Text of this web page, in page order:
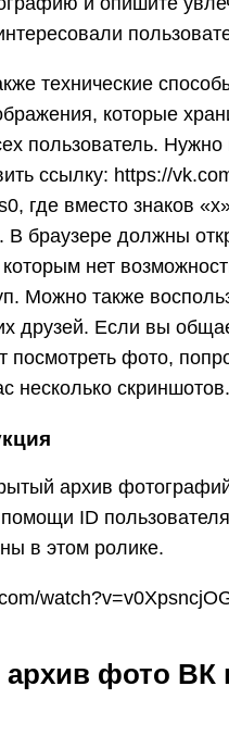
технические
которые
пользователь. Нужно
ссылку: https://
где вместо знаков
В браузере должны
нет
Можно также
друзей. Если вы
посмотреть фото,
несколько скриншотов.
архив
ID
в этом ролике.
архив фото ВК